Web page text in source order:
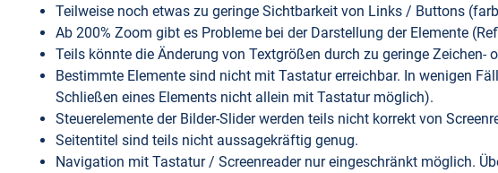
Teilweise noch etwas zu geringe Sichtbarkeit von Links / Buttons
Ab 200% Zoom gibt es Probleme bei der Darstellung der Elemente
Teils könnte die Änderung von Textgrößen durch zu geringe Zeichen-
Bestimmte Elemente sind nicht mit Tastatur erreichbar. In wenigen
Schließen eines Elements nicht allein mit Tastatur möglich).
Steuerelemente der Bilder-Slider werden teils nicht korrekt von
Seitentitel sind teils nicht aussagekräftig genug.
Navigation mit Tastatur / Screenreader nur eingeschränkt möglich.